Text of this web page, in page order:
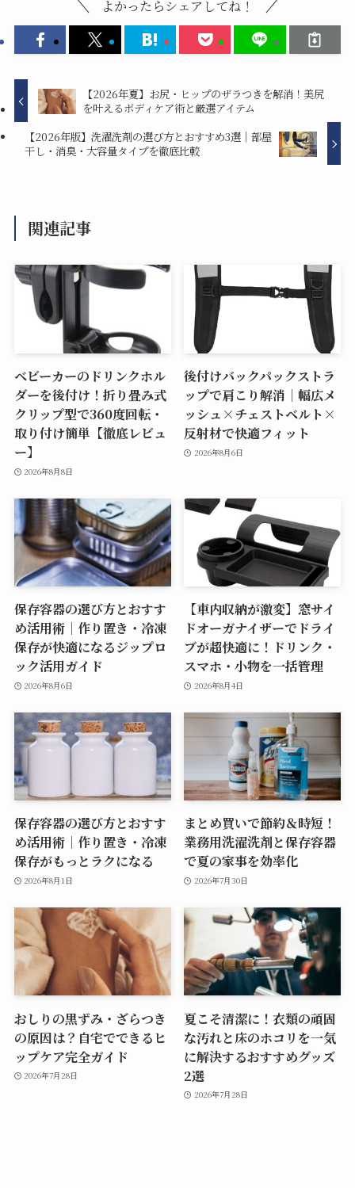
よかったらシェアしてね！
【2026年夏】お尻・ヒップのザラつきを解消！美尻
を叶えるボディケア術と厳選アイテム
【2026年版】洗濯洗剤の選び方とおすすめ3選｜部屋
干し・消臭・大容量タイプを徹底比較
関連記事
ベビーカーのドリンクホル
ダーを後付け！折り畳み式
クリップ型で360度回転・
取り付け簡単【徹底レビュ
ー】
2026年8月8日
後付けバックパックストラ
ップで肩こり解消｜幅広メ
ッシュ×チェストベルト×
反射材で快適フィット
2026年8月6日
保存容器の選び方とおすす
め活用術｜作り置き・冷凍
保存が快適になるジップロ
ック活用ガイド
2026年8月6日
【車内収納が激変】窓サイ
ドオーガナイザーでドライ
ブが超快適に！ドリンク・
スマホ・小物を一括管理
2026年8月4日
保存容器の選び方とおすす
め活用術｜作り置き・冷凍
保存がもっとラクになる
2026年8月1日
まとめ買いで節約＆時短！
業務用洗濯洗剤と保存容器
で夏の家事を効率化
2026年7月30日
おしりの黒ずみ・ざらつき
の原因は？自宅でできるヒ
ップケア完全ガイド
2026年7月28日
夏こそ清潔に！衣類の頑固
な汚れと床のホコリを一気
に解決するおすすめグッズ
2選
2026年7月28日